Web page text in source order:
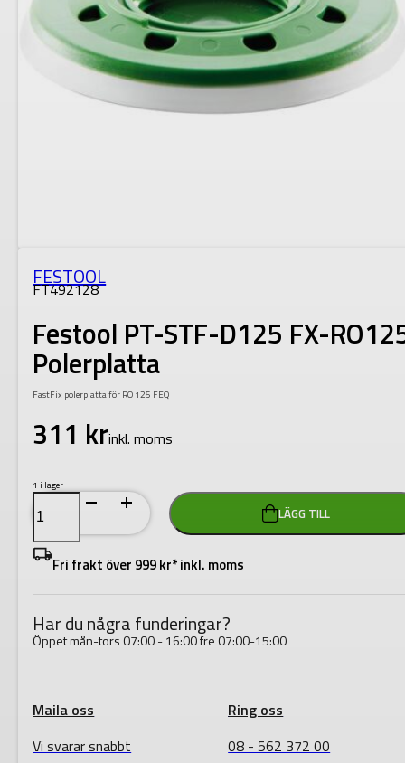
FESTOOL
FT492128
Festool PT-STF-D125 FX-
Polerplatta
FastFix polerplatta för RO 125 FEQ
311 krinkl. moms
1 i lager
Festool
PT-
STF-
D125
FX-
RO125
mängd
LÄGG TILL
Fri frakt över 999 kr* inkl. moms
Har du några funderingar?
Öppet mån-tors 07:00 - 16:00 fre 07:00-15:00
Maila oss
Vi svarar snabbt
Ring oss
08 - 562 372 00